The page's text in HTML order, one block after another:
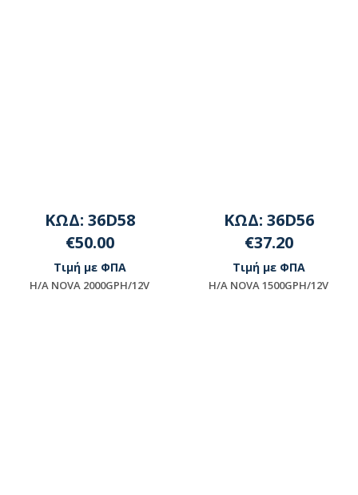
ΚΩΔ: 36D58
€50.00
Τιμή με ΦΠΑ
H/A NOVA 2000GPH/12V
ΚΩΔ: 36D56
€37.20
Τιμή με ΦΠΑ
H/A NOVA 1500GPH/12V